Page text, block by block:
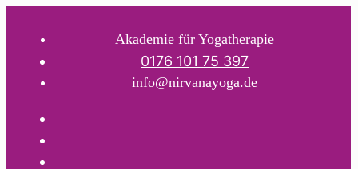
Akademie für Yogatherapie
0176 101 75 397
info@nirvanayoga.de